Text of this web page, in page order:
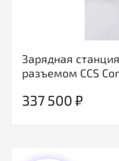
Зарядная
разъемом CCS
337 500 ₽